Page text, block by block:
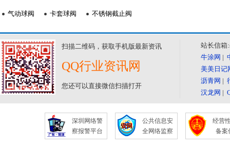
气动球阀 卡套球阀 不锈钢截止阀
扫描二维码，获取手机版最新资讯
QQ行业资讯网
您还可以直接微信扫描打开
站长信箱
牛涂网 |
美美日记
沥青网 |
汉龙网 |
深圳网络警
察报警平台
公共信息安
全网络监察
经营
备案